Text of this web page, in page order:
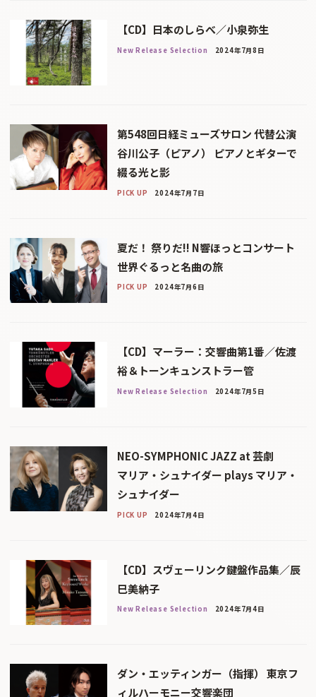
【CD】日本のしらべ／小泉弥生
New Release Selection 2024年7月8日
第548回日経ミューズサロン 代替公演
谷川公子（ピアノ） ピアノとギターで
綴る光と影
PICK UP 2024年7月7日
夏だ！ 祭りだ!! N響ほっとコンサート
世界ぐるっと名曲の旅
PICK UP 2024年7月6日
【CD】マーラー：交響曲第1番／佐渡
裕＆トーンキュンストラー管
New Release Selection 2024年7月5日
NEO-SYMPHONIC JAZZ at 芸劇
マリア・シュナイダー plays マリア・
シュナイダー
PICK UP 2024年7月4日
【CD】スヴェーリンク鍵盤作品集／辰
巳美納子
New Release Selection 2024年7月4日
ダン・エッティンガー（指揮） 東京フ
ィルハーモニー交響楽団